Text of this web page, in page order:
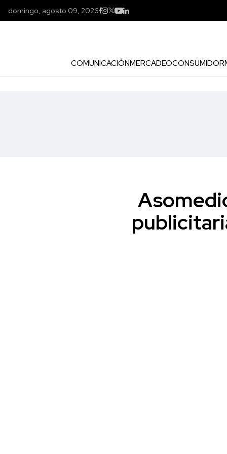
domingo, agosto 09, 2026
COMUNICACIÓNMERCADEOCONSUMIDOR